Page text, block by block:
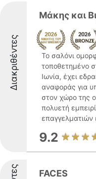
Διακριθέντες
Μάκης και
Το σαλόνι
τοποθετημένο
Ιωνία, έχει
αναφοράς για
στον χώρο της
πολυετή
επαγγελματιών
9.2
FACES